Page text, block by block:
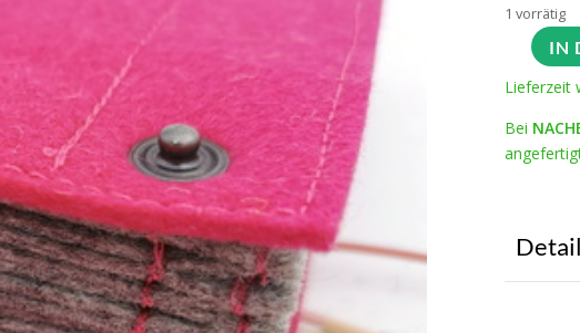
1 vorrätig
IN
Lieferzeit
Bei